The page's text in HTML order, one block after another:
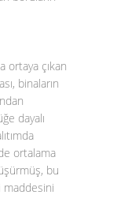
ortaya çıkan
binaların
dayalı
ortalama
bu
maddesini